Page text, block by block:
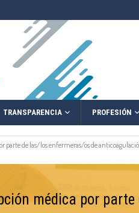
TRANSPARENCIA PROFESIÓN
parte de las/los enfermeras/os de
médica por